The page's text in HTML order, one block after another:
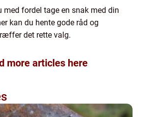
med fordel tage en snak med din
kan du hente gode råd og
det rette valg.
more articles here